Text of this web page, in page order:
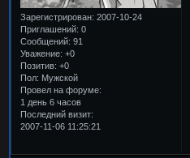
Зарегистрирован: 2007-10-24
Приглашений: 0
Сообщений: 91
Уважение: +0
Позитив: +0
Пол: Мужской
Провел на форуме:
1 день 6 часов
Последний визит:
2007-11-06 11:25:21